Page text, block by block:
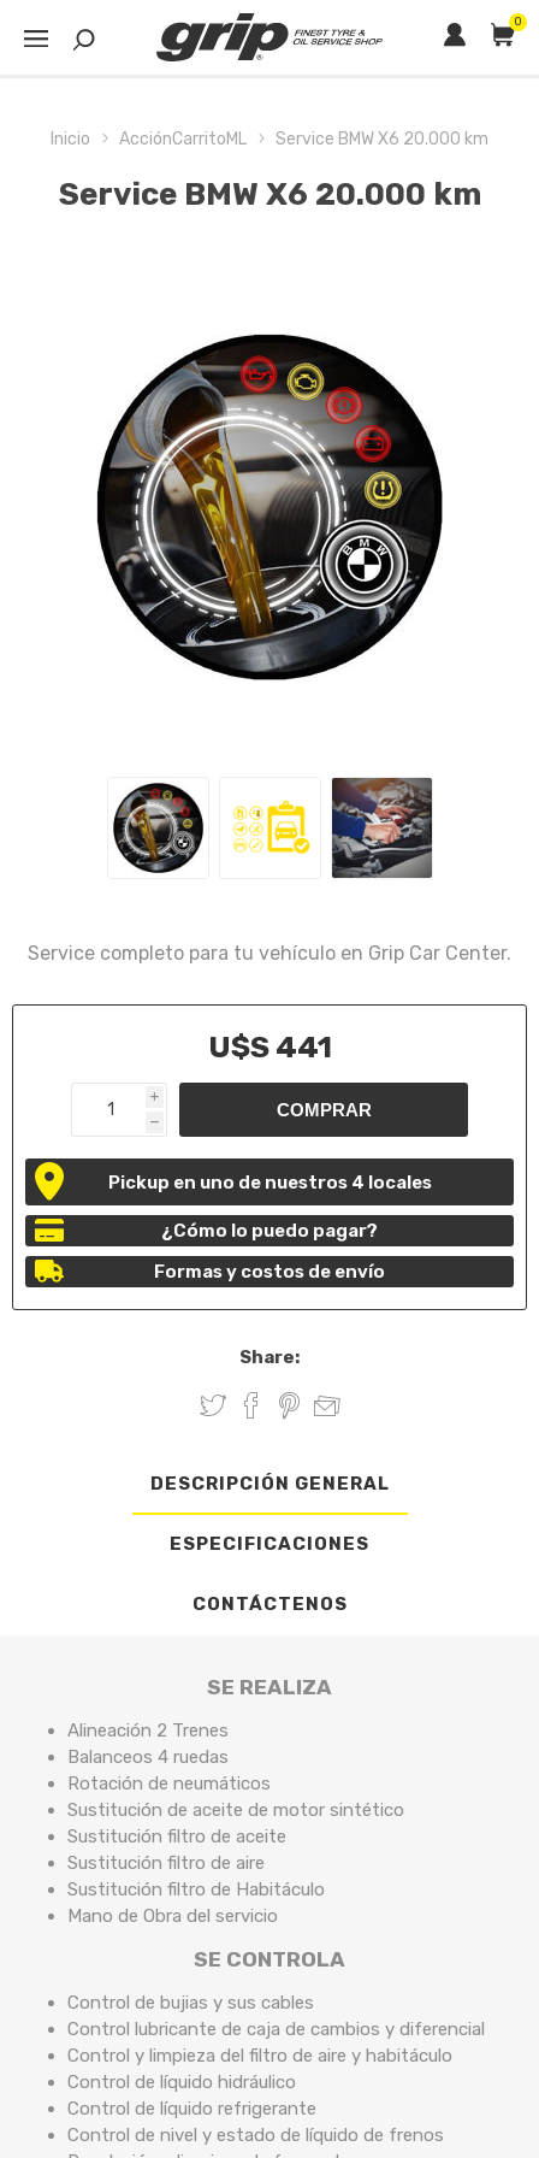
0
Inicio AcciónCarritoML Service BMW X6 20.000 km
Service BMW X6 20.000 km
Service completo para tu vehículo en Grip Car Center.
U$S 441
i
h
Pickup en uno de nuestros 4 locales
¿Cómo lo puedo pagar?
Formas y costos de envío
Share:
DESCRIPCIÓN GENERAL
ESPECIFICACIONES
CONTÁCTENOS
SE REALIZA
Alineación 2 Trenes
Balanceos 4 ruedas
Rotación de neumáticos
Sustitución de aceite de motor sintético
Sustitución filtro de aceite
Sustitución filtro de aire
Sustitución filtro de Habitáculo
Mano de Obra del servicio
SE CONTROLA
Control de bujias y sus cables
Control lubricante de caja de cambios y diferencial
Control y limpieza del filtro de aire y habitáculo
Control de líquido hidráulico
Control de líquido refrigerante
Control de nivel y estado de líquido de frenos